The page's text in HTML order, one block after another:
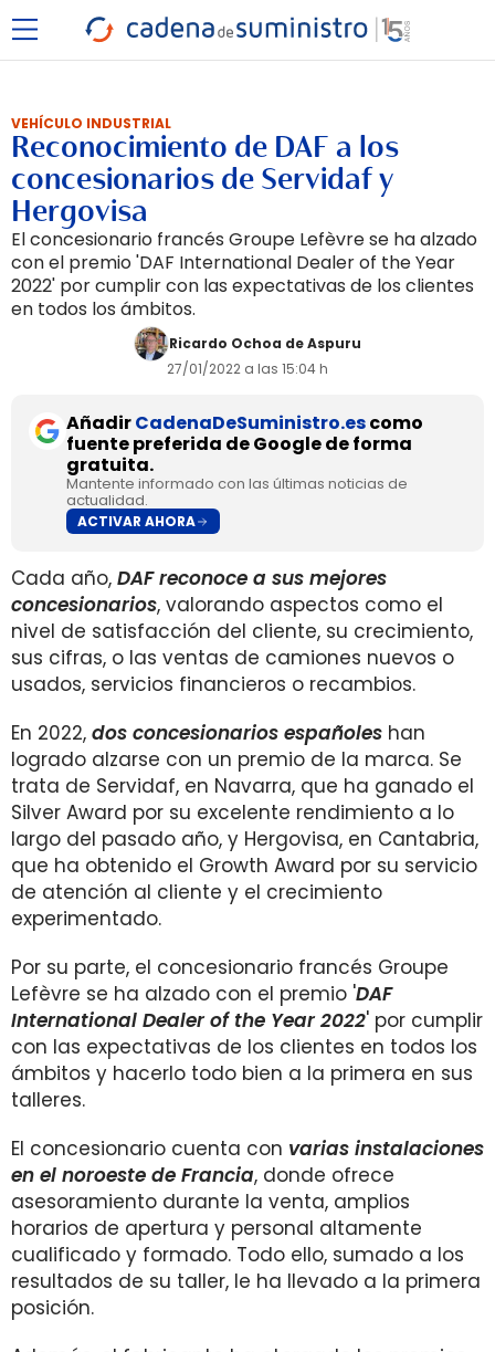
VEHÍCULO INDUSTRIAL
Reconocimiento de DAF a los
concesionarios de Servidaf y
Hergovisa
El concesionario francés Groupe Lefèvre se ha alzado
con el premio 'DAF International Dealer of the Year
2022' por cumplir con las expectativas de los clientes
en todos los ámbitos.
Ricardo Ochoa de Aspuru
27/01/2022 a las 15:04 h
AñadirCadenaDeSuministro.escomo
fuente preferida de Google de forma
gratuita.
Mantente informado con las últimas noticias de
actualidad.
ACTIVAR AHORA
Cada año, DAF reconoce a sus mejores
concesionarios, valorando aspectos como el
nivel de satisfacción del cliente, su crecimiento,
sus cifras, o las ventas de camiones nuevos o
usados, servicios financieros o recambios.
En 2022, dos concesionarios españoles han
logrado alzarse con un premio de la marca. Se
trata de Servidaf, en Navarra, que ha ganado el
Silver Award por su excelente rendimiento a lo
largo del pasado año, y Hergovisa, en Cantabria,
que ha obtenido el Growth Award por su servicio
de atención al cliente y el crecimiento
experimentado.
Por su parte, el concesionario francés Groupe
Lefèvre se ha alzado con el premio 'DAF
International Dealer of the Year 2022' por cumplir
con las expectativas de los clientes en todos los
ámbitos y hacerlo todo bien a la primera en sus
talleres.
El concesionario cuenta con varias instalaciones
en el noroeste de Francia, donde ofrece
asesoramiento durante la venta, amplios
horarios de apertura y personal altamente
cualificado y formado. Todo ello, sumado a los
resultados de su taller, le ha llevado a la primera
posición.